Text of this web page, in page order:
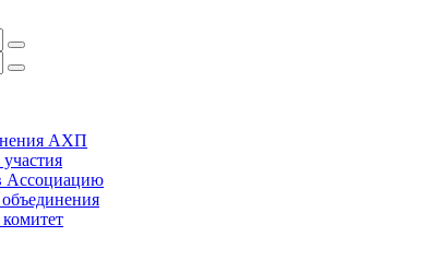
АХП
Ассоциацию